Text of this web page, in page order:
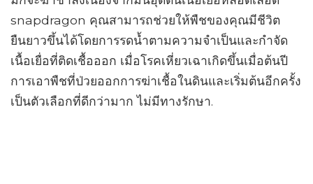
snapdragon คุณสามารถช่วยให้พืชของคุณมีชีวิต
ยืนยาวขึ้นได้โดยการรดน้ำตามความจำเป็นและกำจัด
เนื้อเยื่อที่ติดเชื้อออก เมื่อโรคเหี่ยวเฉาเกิดขึ้นเมื่อต้นปี
การเอาพืชที่ป่วยออกการฆ่าเชื้อในดินและเริ่มต้นอีกครั้ง
เป็นตัวเลือกที่ดีกว่ามาก ไม่มีทางรักษา.